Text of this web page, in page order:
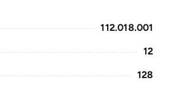
112.018.001
12
128